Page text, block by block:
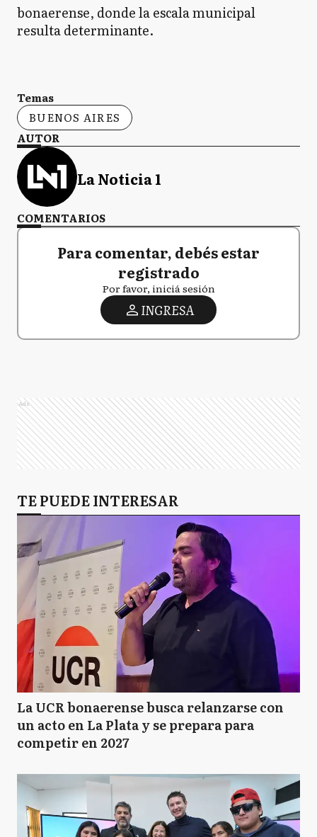
bonaerense, donde la escala municipal
resulta determinante.
Temas
BUENOS AIRES
AUTOR
La Noticia 1
COMENTARIOS
Para comentar, debés estar
registrado
Por favor, iniciá sesión
INGRESA
Ads
TE PUEDE INTERESAR
La UCR bonaerense busca relanzarse con
un acto en La Plata y se prepara para
competir en 2027